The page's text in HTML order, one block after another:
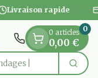
Livraison rapide
0 articles
0,00 €
0